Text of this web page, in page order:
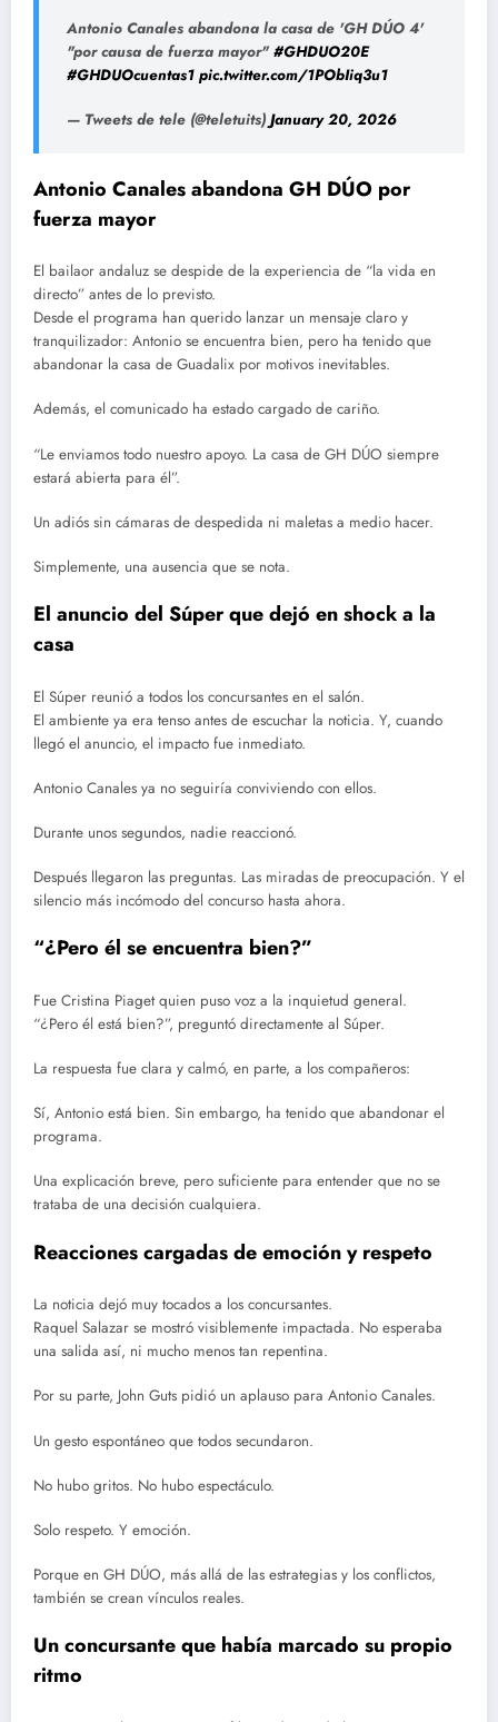
Antonio Canales abandona la casa de 'GH DÚO 4'
"por causa de fuerza mayor"#GHDUO20E
#GHDUOcuentas1 pic.twitter.com/1PObIiq3u1
— Tweets de tele (@teletuits) January 20, 2026
Antonio Canales abandona GH DÚO por
fuerza mayor
El bailaor andaluz se despide de la experiencia de “la vida en
directo” antes de lo previsto.
Desde el programa han querido lanzar un mensaje claro y
tranquilizador: Antonio se encuentra bien, pero ha tenido que
abandonar la casa de Guadalix por motivos inevitables.
Además, el comunicado ha estado cargado de cariño.
“Le enviamos todo nuestro apoyo. La casa de GH DÚO siempre
estará abierta para él”.
Un adiós sin cámaras de despedida ni maletas a medio hacer.
Simplemente, una ausencia que se nota.
El anuncio del Súper que dejó en shock a la
casa
El Súper reunió a todos los concursantes en el salón.
El ambiente ya era tenso antes de escuchar la noticia. Y, cuando
llegó el anuncio, el impacto fue inmediato.
Antonio Canales ya no seguiría conviviendo con ellos.
Durante unos segundos, nadie reaccionó.
Después llegaron las preguntas. Las miradas de preocupación. Y el
silencio más incómodo del concurso hasta ahora.
“¿Pero él se encuentra bien?”
Fue Cristina Piaget quien puso voz a la inquietud general.
“¿Pero él está bien?”, preguntó directamente al Súper.
La respuesta fue clara y calmó, en parte, a los compañeros:
Sí, Antonio está bien. Sin embargo, ha tenido que abandonar el
programa.
Una explicación breve, pero suficiente para entender que no se
trataba de una decisión cualquiera.
Reacciones cargadas de emoción y respeto
La noticia dejó muy tocados a los concursantes.
Raquel Salazar se mostró visiblemente impactada. No esperaba
una salida así, ni mucho menos tan repentina.
Por su parte, John Guts pidió un aplauso para Antonio Canales.
Un gesto espontáneo que todos secundaron.
No hubo gritos. No hubo espectáculo.
Solo respeto. Y emoción.
Porque en GH DÚO, más allá de las estrategias y los conflictos,
también se crean vínculos reales.
Un concursante que había marcado su propio
ritmo